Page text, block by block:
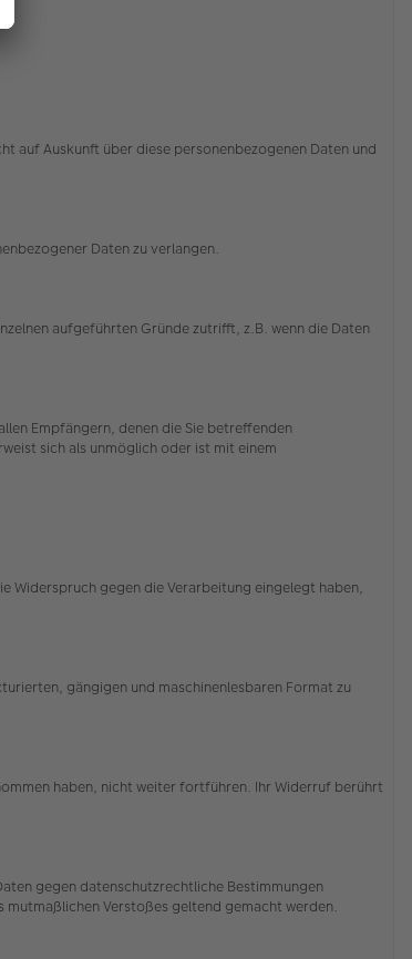
auf Auskunft über diese personenbezogenen Daten und
Daten zu verlangen.
aufgeführten Gründe zutrifft, z.B. wenn die Daten
Empfängern, denen die Sie betreffenden
sich als unmöglich oder ist mit einem
Widerspruch gegen die Verarbeitung eingelegt haben,
gängigen und maschinenlesbaren Format zu
haben, nicht weiter fortführen. Ihr Widerruf berührt
gegen datenschutzrechtliche Bestimmungen
Verstoßes geltend gemacht werden.